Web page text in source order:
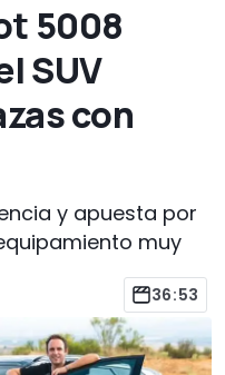
5008
SUV
con
y apuesta por
muy
36:53